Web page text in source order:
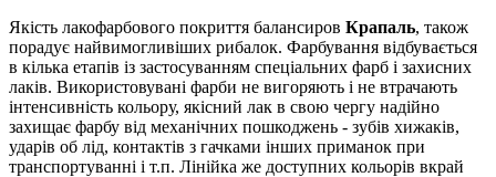
Якість лакофарбового покриття балансиров Крапаль, також
порадує найвимогливіших рибалок. Фарбування відбувається
в кілька етапів із застосуванням спеціальних фарб і захисних
лаків. Використовувані фарби не вигоряють і не втрачають
інтенсивність кольору, якісний лак в свою чергу надійно
захищає фарбу від механічних пошкоджень - зубів хижаків,
ударів об лід, контактів з гачками інших приманок при
транспортуванні і т.п. Лінійка же доступних кольорів вкрай